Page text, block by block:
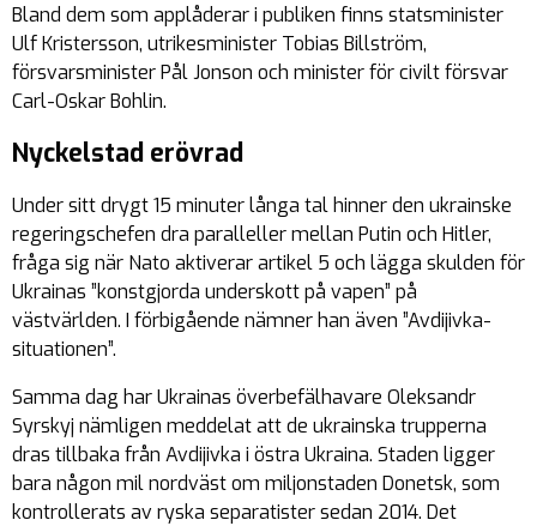
Bland dem som applåderar i publiken finns statsminister
Ulf Kristersson, utrikesminister Tobias Billström,
försvarsminister Pål Jonson och minister för civilt försvar
Carl-Oskar Bohlin.
Nyckelstad erövrad
Under sitt drygt 15 minuter långa tal hinner den ukrainske
regeringschefen dra paralleller mellan Putin och Hitler,
fråga sig när Nato aktiverar artikel 5 och lägga skulden för
Ukrainas ”konstgjorda underskott på vapen” på
västvärlden. I förbigående nämner han även ”Avdijivka-
situationen”.
Samma dag har Ukrainas överbefälhavare Oleksandr
Syrskyj nämligen meddelat att de ukrainska trupperna
dras tillbaka från Avdijivka i östra Ukraina. Staden ligger
bara någon mil nordväst om miljonstaden Donetsk, som
kontrollerats av ryska separatister sedan 2014. Det